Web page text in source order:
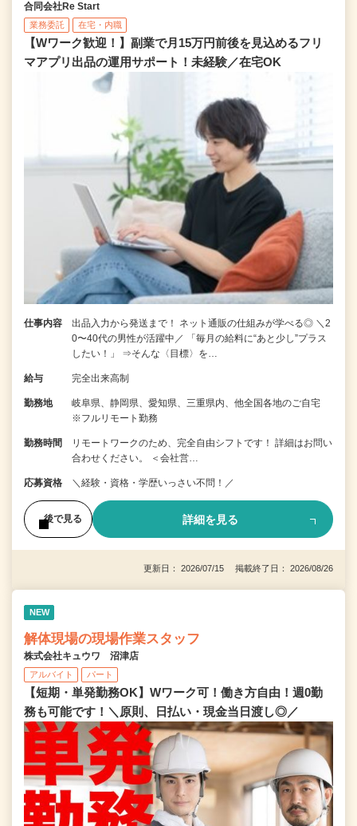
合同会社Re Start
業務委託 在宅・内職
【Wワーク歓迎！】副業で月15万円前後を見込めるフリ
マアプリ出品の運用サポート！未経験／在宅OK
仕事内容
出品入力から発送まで！ ネット通販の仕組みが学べる◎ ＼2
0〜40代の男性が活躍中／ 「毎月の給料に“あと少し”プラス
したい！」 ⇒そんな〈目標〉を…
給与 完全出来高制
勤務地
岐阜県、静岡県、愛知県、三重県内、他全国各地のご自宅
※フルリモート勤務
勤務時間
リモートワークのため、完全自由シフトです！ 詳細はお問い
合わせください。 ＜会社営…
応募資格 ＼経験・資格・学歴いっさい不問！／
後で見る 詳細を見る
更新日： 2026/07/15 掲載終了日： 2026/08/26
NEW
解体現場の現場作業スタッフ
株式会社キュウワ 沼津店
アルバイト パート
【短期・単発勤務OK】Wワーク可！働き方自由！週0勤
務も可能です！＼原則、日払い・現金当日渡し◎／